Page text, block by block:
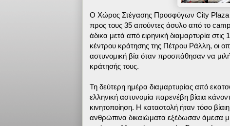
Ο Χώρος Στέγασης Προσφύγων City Plaza
προς τους 35 αιτούντες άσυλο από το
άδικα μετά από ειρηνική διαμαρτυρία
κέντρου κράτησης της Πέτρου Ράλλη, οι
αστυνομική βία όταν προσπάθησαν να
κράτησής τους.
Τη δεύτερη ημέρα διαμαρτυρίας από
ελληνική αστυνομία παρενέβη βίαια
κινητοποίηση. Η καταστολή ήταν τόσο
ανθρώπινα δικαιώματα εξέδωσαν άμεσα